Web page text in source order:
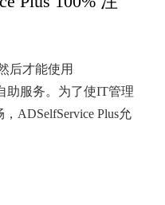
后才能使用
助服务。为了使IT管理
ADSelfService Plus允